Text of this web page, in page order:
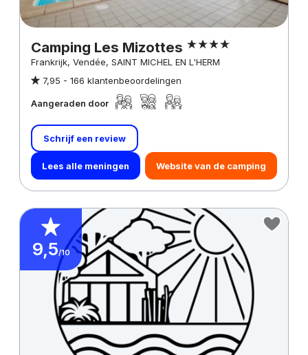
Camping Les Mizottes
Frankrijk, Vendée, SAINT MICHEL EN L'HERM
7,95 - 166 klantenbeoordelingen
Aangeraden door
Schrijf een review
Lees alle meningen Website van de camping
9,5/10